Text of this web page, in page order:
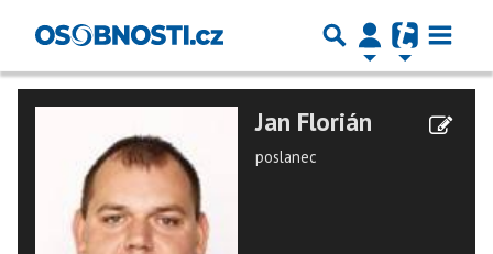
Jan Florián
poslanec